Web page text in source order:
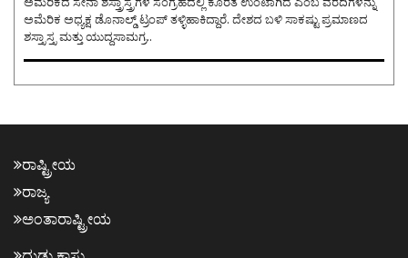
ಅಮೆರಿಕ ಅಧ್ಯಕ್ಷ ಡೊನಾಲ್ಡ್ ಟ್ರಂಪ್ ತಳ್ಳಿಹಾಕಿದ್ದಾರೆ. ದೇಶದ ಬಳಿ ಸಾಕಷ್ಟು ಪ್ರಮಾಣದ
ಶಸ್ತ್ರಾಸ್ತ್ರ ಮತ್ತು ಯುದ್ಧಸಾಮಗ್ರ..
ರಾಷ್ಟ್ರೀಯ
ರಾಜ್ಯ
ಅಂತಾರಾಷ್ಟ್ರೀಯ